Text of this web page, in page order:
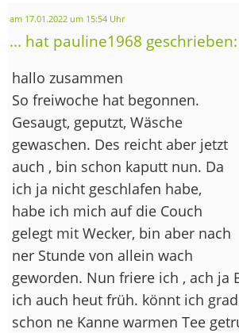
am 17.01.2022 um 15:54 Uhr
... hat pauline1968 geschrieben:
hallo zusammen
So freiwoche hat begonnen.
Gesaugt, geputzt, Wäsche
gewaschen. Des reicht aber jetzt
auch , bin schon kaputt nun. Da
ich ja nicht geschlafen habe,
habe ich mich auf die Couch
gelegt mit Wecker, bin aber nach
ner Stunde von allein wach
geworden. Nun friere ich , ach ja
ich auch heut früh. könnt ich
schon ne Kanne warmen Tee